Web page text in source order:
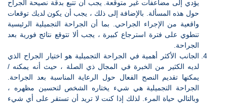
يؤدي إلى مضاعفات غير متوقعة. يجب أن تتبع بدقة نصيحة الجراح
حول هذه المسألة. بالإضافة إلى ذلك ، يجب أن يكون لديك توقعات
واقعية من الإجراء الجراحي. بما أن الجراحة التجميلية الرئيسية
تنطوي على فترة استرجاع كبيرة ، يجب ألا تتوقع نتائج فورية بعد
الجراحة.
الجانب الأكثر أهمية في الجراحة التجميلية هو اختيار الجراح الذي
لديه الكثير من الخبرة في المجال ذي الصلة ، حيث أنه يمكنه /
يمكنها تقديم النصح الفعال حول الرعاية المناسبة بعد الجراحة.
الجراحة التجميلية هي شيء يختاره الشخص لتحسين مظهره ،
وبالتالي حياة المرء. لذلك إذا كنت لا تريد أن تستقر على أي شيء